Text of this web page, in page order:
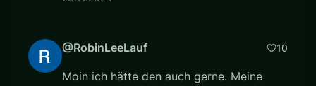
@RobinLeeLauf 10
Moin ich hätte den auch gerne. Meine